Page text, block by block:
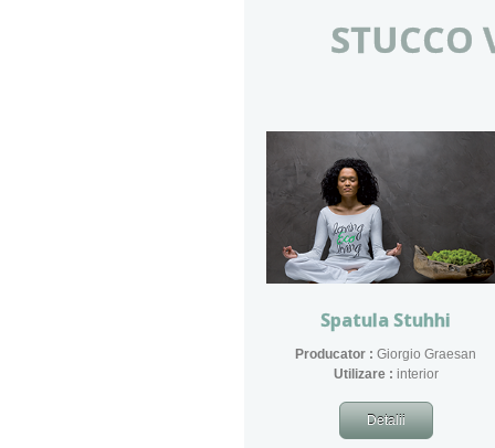
STUCCO
Spatula Stuhhi
Producator : Giorgio Graesan
​Utilizare : interior
Detalii